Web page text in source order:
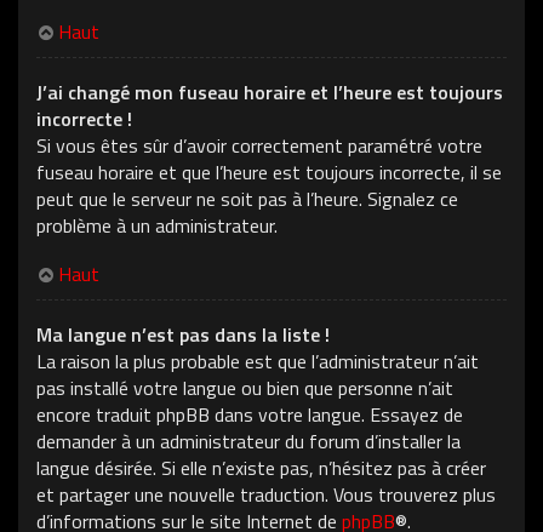
Haut
J’ai changé mon fuseau horaire et l’heure est toujours
incorrecte !
Si vous êtes sûr d’avoir correctement paramétré votre
fuseau horaire et que l’heure est toujours incorrecte, il se
peut que le serveur ne soit pas à l’heure. Signalez ce
problème à un administrateur.
Haut
Ma langue n’est pas dans la liste !
La raison la plus probable est que l’administrateur n’ait
pas installé votre langue ou bien que personne n’ait
encore traduit phpBB dans votre langue. Essayez de
demander à un administrateur du forum d’installer la
langue désirée. Si elle n’existe pas, n’hésitez pas à créer
et partager une nouvelle traduction. Vous trouverez plus
d’informations sur le site Internet de phpBB®.